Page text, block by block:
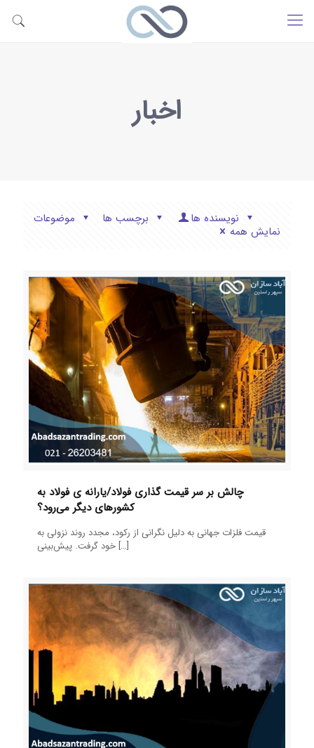
اخبار
نمایش همه
چالش بر سر قیمت گذاری فولاد/یارانه ی فولاد به
کشورهای دیگر می‌رود؟
قیمت فلزات جهانی به دلیل نگرانی از رکود، مجدد روند نزولی به
خود گرفت. پیش‌بینی […]